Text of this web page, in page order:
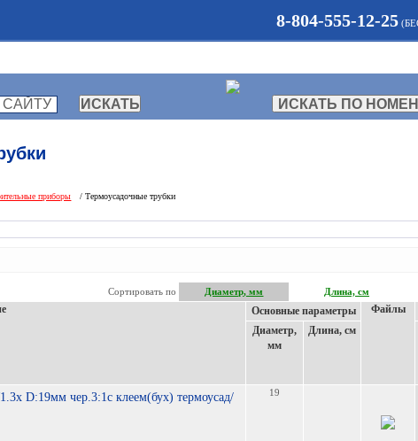
8-804-555-12-25
приборы / Термоусадочные трубки
Сортировать по Диаметр, мм Длина, см
Основные параметры Файлы
Диаметр,
мм
Длина, см
D:19мм чер.3:1с клеем(бух) термоусад/
19